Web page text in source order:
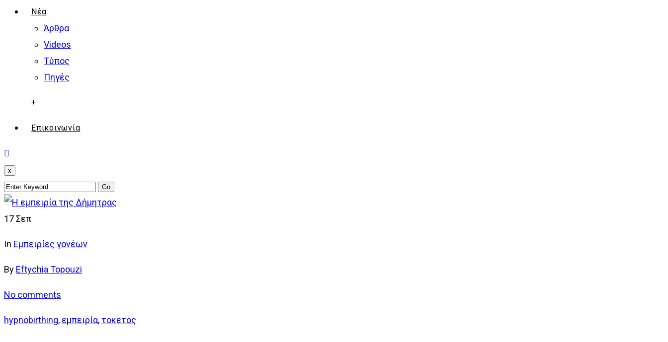
Νέα
Άρθρα
Videos
Τύπος
Πηγές
+
Επικοινωνία
x
17Σεπ
In Εμπειρίες γονέων
By Eftychia Topouzi
No comments
hypnobirthing, εμπειρία, τοκετός